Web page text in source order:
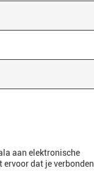
aan elektronische
dat je verbonden